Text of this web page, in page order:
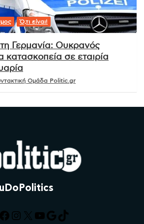
Ό,τι είναι!
Γερμανία: Ουκρανός
κατασκοπεία σε εταιρία
Ομάδα Politic.gr
Facebook
Instagram
X YouTube
Google
TikTok